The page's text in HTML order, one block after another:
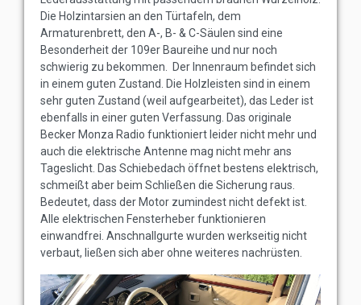
Die Holzintarsien an den Türtafeln, dem
Armaturenbrett, den A-, B- & C-Säulen sind eine
Besonderheit der 109er Baureihe und nur noch
schwierig zu bekommen. Der Innenraum befindet sich
in einem guten Zustand. Die Holzleisten sind in einem
sehr guten Zustand (weil aufgearbeitet), das Leder ist
ebenfalls in einer guten Verfassung. Das originale
Becker Monza Radio funktioniert leider nicht mehr und
auch die elektrische Antenne mag nicht mehr ans
Tageslicht. Das Schiebedach öffnet bestens elektrisch,
schmeißt aber beim Schließen die Sicherung raus.
Bedeutet, dass der Motor zumindest nicht defekt ist.
Alle elektrischen Fensterheber funktionieren
einwandfrei. Anschnallgurte wurden werkseitig nicht
verbaut, ließen sich aber ohne weiteres nachrüsten.